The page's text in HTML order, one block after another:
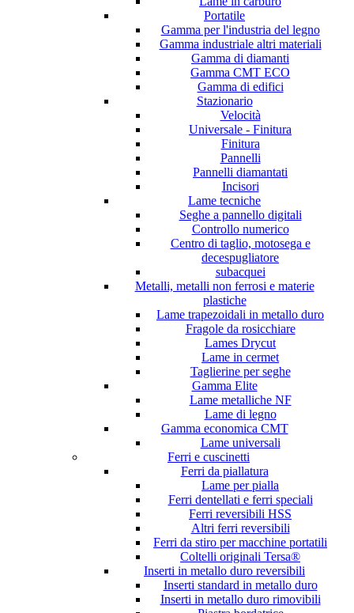
Portatile
Gamma per l'industria del legno
Gamma industriale altri materiali
Gamma di diamanti
Gamma CMT ECO
Gamma di edifici
Stazionario
Velocità
Universale - Finitura
Finitura
Pannelli
Pannelli diamantati
Incisori
Lame tecniche
Seghe a pannello digitali
Controllo numerico
Centro di taglio, motosega e
decespugliatore
subacquei
Metalli, metalli non ferrosi e materie
plastiche
Lame trapezoidali in metallo duro
Fragole da rosicchiare
Lames Drycut
Lame in cermet
Taglierine per seghe
Gamma Elite
Lame metalliche NF
Lame di legno
Gamma economica CMT
Lame universali
Ferri e cuscinetti
Ferri da piallatura
Lame per pialla
Ferri dentellati e ferri speciali
Ferri reversibili HSS
Altri ferri reversibili
Ferri da stiro per macchine portatili
Coltelli originali Tersa®
Inserti in metallo duro reversibili
Inserti standard in metallo duro
Inserti in metallo duro rimovibili